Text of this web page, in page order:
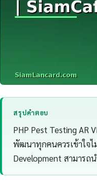
สรุปคำตอบ
PHP Pest Testing AR
พัฒนาทุกคนควรเข้าใจไ
Development สามารถ